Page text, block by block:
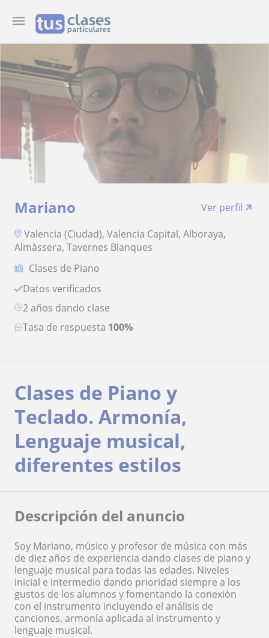
Mariano
Ver perfil
Valencia (Ciudad), Valencia Capital, Alboraya,
Almàssera, Tavernes Blanques
Clases de Piano
Datos verificados
2 años dando clase
Tasa de respuesta 100%
Clases de Piano y
Teclado. Armonía,
Lenguaje musical,
diferentes estilos
Descripción del anuncio
Soy Mariano, músico y profesor de música con más
de diez años de experiencia dando clases de piano y
lenguaje musical para todas las edades. Niveles
inicial e intermedio dando prioridad siempre a los
gustos de los alumnos y fomentando la conexión
con el instrumento incluyendo el análisis de
canciones, armonía aplicada al instrumento y
lenguaje musical.